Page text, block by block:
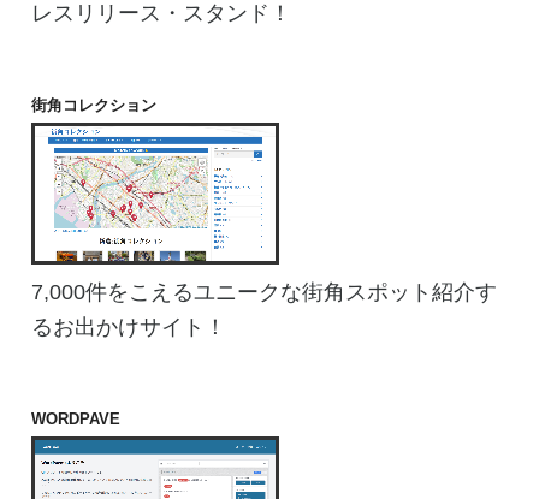
レスリリース・スタンド！
街角コレクション
7,000件をこえるユニークな街角スポット紹介す
るお出かけサイト！
WORDPAVE